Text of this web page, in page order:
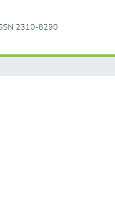
2310-8290